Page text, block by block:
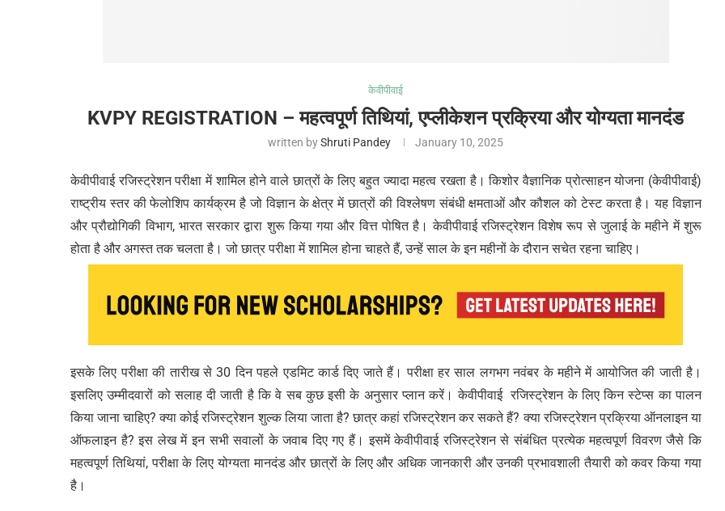
केवीपीवाई
KVPY REGISTRATION – महत्वपूर्ण तिथियां, एप्लीकेशन प्रक्रिया और योग्यता मानदंड
written byShruti Pandey January 10, 2025
केवीपीवाई रजिस्ट्रेशन परीक्षा में शामिल होने वाले छात्रों के लिए बहुत ज्यादा महत्व रखता है। किशोर वैज्ञानिक प्रोत्साहन योजना (केवीपीवाई)
राष्ट्रीय स्तर की फेलोशिप कार्यक्रम है जो विज्ञान के क्षेत्र में छात्रों की विश्लेषण संबंधी क्षमताओं और कौशल को टेस्ट करता है। यह विज्ञान
और प्रौद्योगिकी विभाग, भारत सरकार द्वारा शुरू किया गया और वित्त पोषित है। केवीपीवाई रजिस्ट्रेशन विशेष रूप से जुलाई के महीने में शुरू
होता है और अगस्त तक चलता है। जो छात्र परीक्षा में शामिल होना चाहते हैं, उन्हें साल के इन महीनों के दौरान सचेत रहना चाहिए।
इसके लिए परीक्षा की तारीख से 30 दिन पहले एडमिट कार्ड दिए जाते हैं। परीक्षा हर साल लगभग नवंबर के महीने में आयोजित की जाती है।
इसलिए उम्मीदवारों को सलाह दी जाती है कि वे सब कुछ इसी के अनुसार प्लान करें। केवीपीवाई रजिस्ट्रेशन के लिए किन स्टेप्स का पालन
किया जाना चाहिए? क्या कोई रजिस्ट्रेशन शुल्क लिया जाता है? छात्र कहां रजिस्ट्रेशन कर सकते हैं? क्या रजिस्ट्रेशन प्रक्रिया ऑनलाइन या
ऑफलाइन है? इस लेख में इन सभी सवालों के जवाब दिए गए हैं। इसमें केवीपीवाई रजिस्ट्रेशन से संबंधित प्रत्येक महत्वपूर्ण विवरण जैसे कि
महत्वपूर्ण तिथियां, परीक्षा के लिए योग्यता मानदंड और छात्रों के लिए और अधिक जानकारी और उनकी प्रभावशाली तैयारी को कवर किया गया
है।